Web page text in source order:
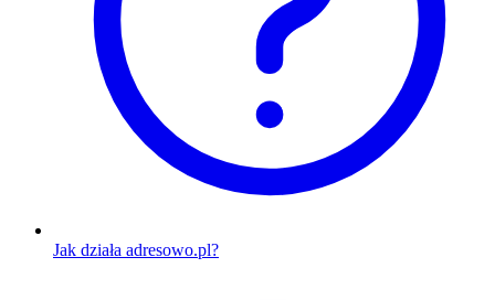
Jak działa adresowo.pl?